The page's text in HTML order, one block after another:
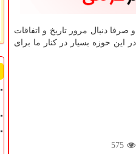
دنبال مرور تاریخ و اتفاقات
حوزه بسیار در کنار ما برای
575